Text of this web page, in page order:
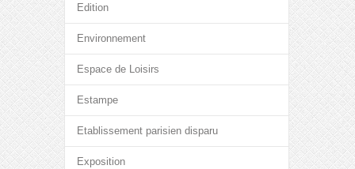
Edition
Environnement
Espace de Loisirs
Estampe
Etablissement parisien disparu
Exposition